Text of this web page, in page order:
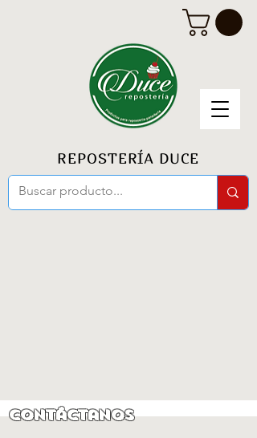
REPOSTERÍA DUCE
Contáctanos